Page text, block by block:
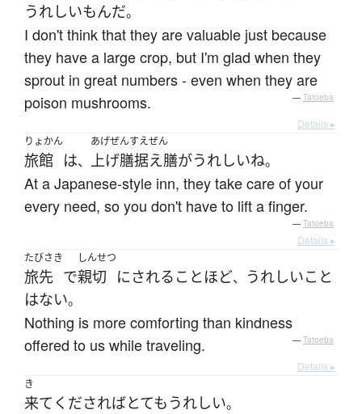
うれしいもんだ。
I don't think that they are valuable just because
they have a large crop, but I'm glad when they
sprout in great numbers - even when they are
poison mushrooms.
— Tatoeba
Details ▸
りょかん
旅館 は、
あげぜんすえぜん
上げ膳据え膳がうれしいね。
At a Japanese-style inn, they take care of your
every need, so you don't have to lift a finger.
— Tatoeba
Details ▸
たびさき
旅先 で
しんせつ
親切 にされる ことほど、 うれしいこと
はない。
Nothing is more comforting than kindness
offered to us while traveling.
— Tatoeba
Details ▸
き
来て くださればとても うれしい。